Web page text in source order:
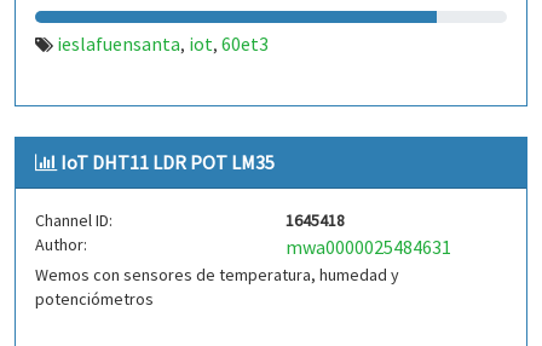
ieslafuensanta, iot, 60et3
IoT DHT11 LDR POT LM35
Channel ID:
1645418
Author:
mwa0000025484631
Wemos con sensores de temperatura, humedad y
potenciómetros